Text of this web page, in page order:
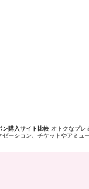
ン購入サイト比較 オトクなプレ
ーション、チケットやアミ